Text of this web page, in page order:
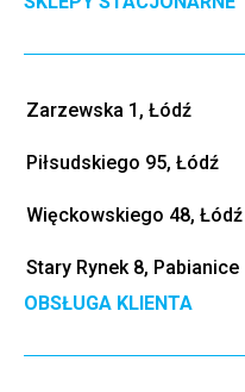
Zarzewska 1, Łódź
Piłsudskiego 95, Łódź
Więckowskiego 48, Łódź
Stary Rynek 8, Pabianice
OBSŁUGA KLIENTA